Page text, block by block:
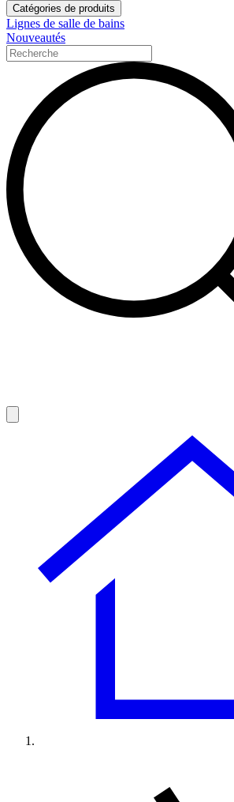
Catégories de produits
Lignes de salle de bains
Nouveautés